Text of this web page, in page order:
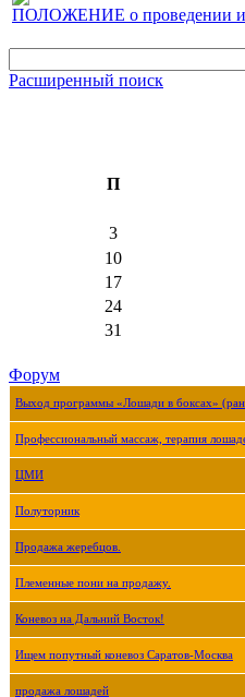
ПОЛОЖЕНИЕ о проведении
Расширенный поиск
П
3
10
17
24
31
Форум
Выход программы «Лошади в боксах»
Профессиональный массаж, терапия
ЦМИ
Полуторник
Продажа жеребцов.
Племенные пони на продажу.
Коневоз на Дальний Восток!
Ищем попутный коневоз Саратов-Москва
продажа лошадей